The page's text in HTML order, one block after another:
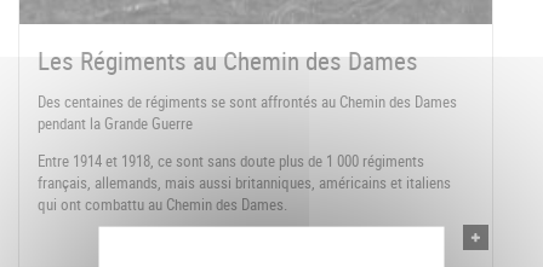
Les Régiments au Chemin des Dames
Des centaines de régiments se sont affrontés au Chemin des Dames
pendant la Grande Guerre
Entre 1914 et 1918, ce sont sans doute plus de 1 000 régiments
français, allemands, mais aussi britanniques, américains et italiens
qui ont combattu au Chemin des Dames.